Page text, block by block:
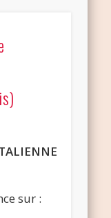
sur :